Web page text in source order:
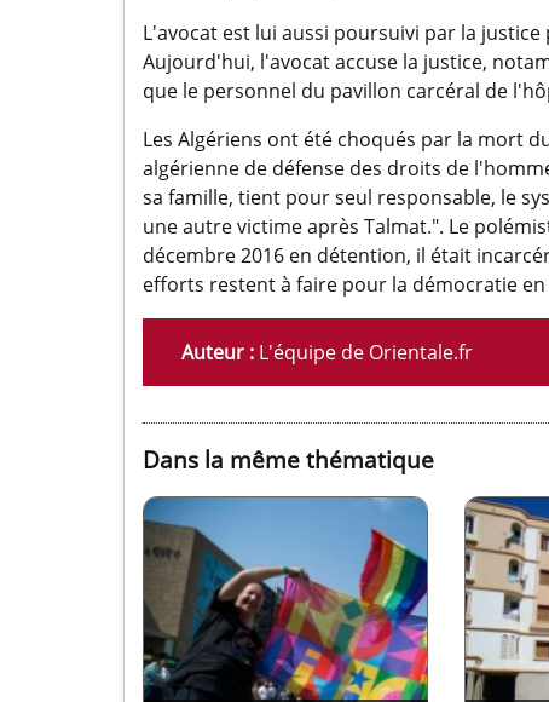
L'avocat est lui aussi poursuivi par la
Aujourd'hui, l'avocat accuse la justice,
que le personnel du pavillon carcéral de
Les Algériens ont été choqués par la mort
algérienne de défense des droits de
sa famille, tient pour seul responsable, le
une autre victime après Talmat.". Le
décembre 2016 en détention, il était
efforts restent à faire pour la démocratie en
Auteur : L'équipe de Orientale.fr
Dans la même thématique